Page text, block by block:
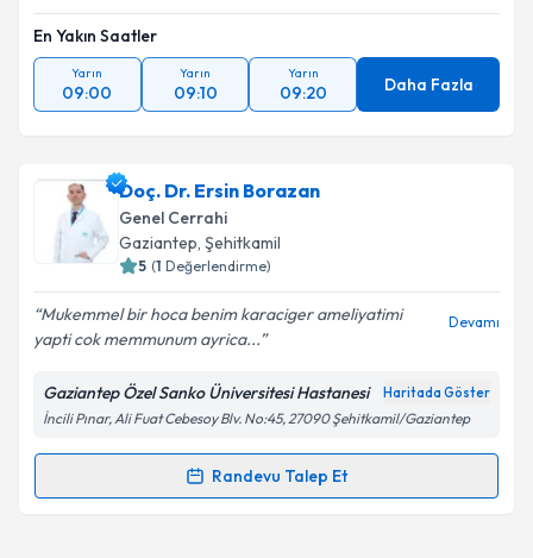
Takvim Talebini Gönder
En Yakın Saatler
Yarın
09:00
Yarın
09:10
Yarın
09:20 Daha Fazla
Doç. Dr. Ersin Borazan
Genel Cerrahi
Gaziantep, Şehitkamil
5 (1 Değerlendirme)
Mukemmel bir hoca benim karaciger ameliyatimi
yapti cok memmunum ayrica...
Devamı
Gaziantep Özel Sanko Üniversitesi Hastanesi Haritada Göster
İncili Pınar, Ali Fuat Cebesoy Blv. No:45, 27090 Şehitkamil/Gaziantep
Randevu Talep Et
Randevu Takvimi Talebi